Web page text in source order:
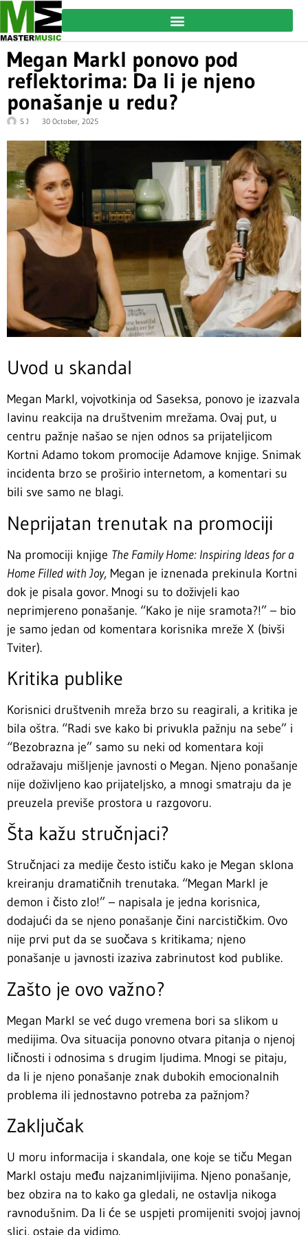
Megan Markl ponovo pod
reflektorima: Da li je njeno
ponašanje u redu?
S J 30 October, 2025
Uvod u skandal
Megan Markl, vojvotkinja od Saseksa, ponovo je izazvala
lavinu reakcija na društvenim mrežama. Ovaj put, u
centru pažnje našao se njen odnos sa prijateljicom
Kortni Adamo tokom promocije Adamove knjige. Snimak
incidenta brzo se proširio internetom, a komentari su
bili sve samo ne blagi.
Neprijatan trenutak na promociji
Na promociji knjige The Family Home: Inspiring Ideas for a
Home Filled with Joy, Megan je iznenada prekinula Kortni
dok je pisala govor. Mnogi su to doživjeli kao
neprimjereno ponašanje. “Kako je nije sramota?!” – bio
je samo jedan od komentara korisnika mreže X (bivši
Tviter).
Kritika publike
Korisnici društvenih mreža brzo su reagirali, a kritika je
bila oštra. “Radi sve kako bi privukla pažnju na sebe” i
“Bezobrazna je” samo su neki od komentara koji
odražavaju mišljenje javnosti o Megan. Njeno ponašanje
nije doživljeno kao prijateljsko, a mnogi smatraju da je
preuzela previše prostora u razgovoru.
Šta kažu stručnjaci?
Stručnjaci za medije često ističu kako je Megan sklona
kreiranju dramatičnih trenutaka. “Megan Markl je
demon i čisto zlo!” – napisala je jedna korisnica,
dodajući da se njeno ponašanje čini narcističkim. Ovo
nije prvi put da se suočava s kritikama; njeno
ponašanje u javnosti izaziva zabrinutost kod publike.
Zašto je ovo važno?
Megan Markl se već dugo vremena bori sa slikom u
medijima. Ova situacija ponovno otvara pitanja o njenoj
ličnosti i odnosima s drugim ljudima. Mnogi se pitaju,
da li je njeno ponašanje znak dubokih emocionalnih
problema ili jednostavno potreba za pažnjom?
Zaključak
U moru informacija i skandala, one koje se tiču Megan
Markl ostaju među najzanimljivijima. Njeno ponašanje,
bez obzira na to kako ga gledali, ne ostavlja nikoga
ravnodušnim. Da li će se uspjeti promijeniti svojoj javnoj
slici, ostaje da vidimo.